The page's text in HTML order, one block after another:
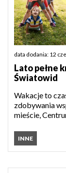
data dodania: 12
Lato pełne
Światowid
Wakacje to
zdobywania
mieście,
INNE